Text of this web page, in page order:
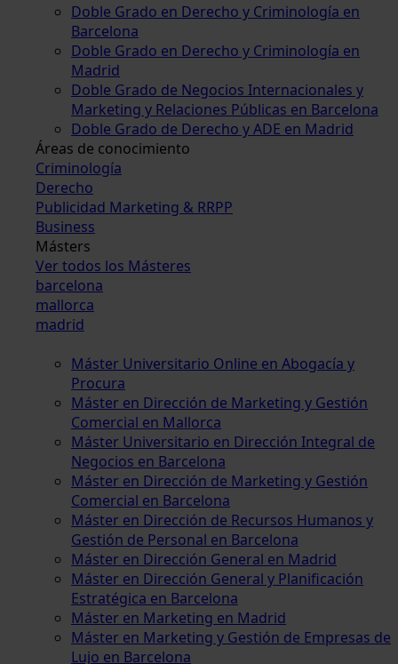
Doble Grado en Derecho y Criminología en
Barcelona
Doble Grado en Derecho y Criminología en
Madrid
Doble Grado de Negocios Internacionales y
Marketing y Relaciones Públicas en Barcelona
Doble Grado de Derecho y ADE en Madrid
Áreas de conocimiento
Criminología
Derecho
Publicidad Marketing & RRPP
Business
Másters
Ver todos los Másteres
barcelona
mallorca
madrid
Máster Universitario Online en Abogacía y
Procura
Máster en Dirección de Marketing y Gestión
Comercial en Mallorca
Máster Universitario en Dirección Integral de
Negocios en Barcelona
Máster en Dirección de Marketing y Gestión
Comercial en Barcelona
Máster en Dirección de Recursos Humanos y
Gestión de Personal en Barcelona
Máster en Dirección General en Madrid
Máster en Dirección General y Planificación
Estratégica en Barcelona
Máster en Marketing en Madrid
Máster en Marketing y Gestión de Empresas de
Lujo en Barcelona